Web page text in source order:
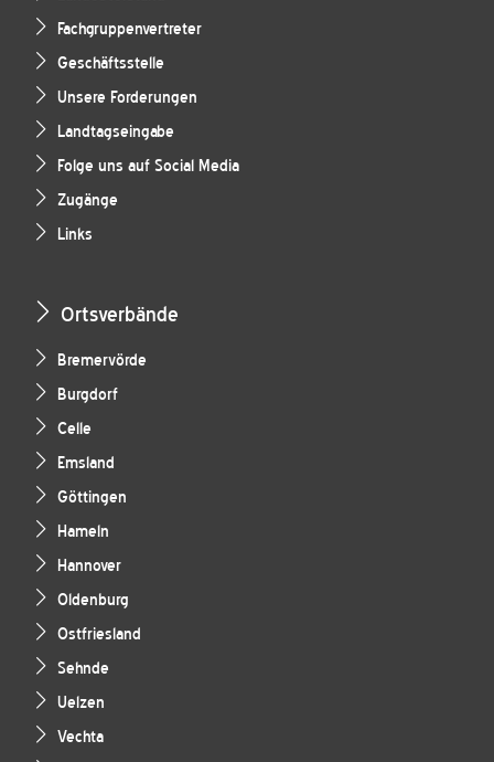
Fachgruppenvertreter
Geschäftsstelle
Unsere Forderungen
Landtagseingabe
Folge uns auf Social Media
Zugänge
Links
Ortsverbände
Bremervörde
Burgdorf
Celle
Emsland
Göttingen
Hameln
Hannover
Oldenburg
Ostfriesland
Sehnde
Uelzen
Vechta